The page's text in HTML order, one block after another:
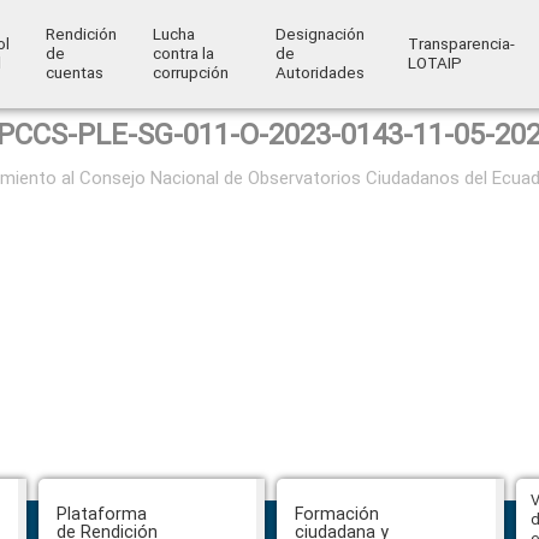
Rendición
de
cuentas
Lucha
contra la
corrupción
Designación
de
Autoridades
Transparencia-
LOTAIP
PLE-SG-011-O-2023-0143-11-05-
al Consejo Nacional de Observatorios Ciudadanos del
Plataforma
de Rendición
Formación
ciudadana y
Abiertas impugnaciones a los
delegados de la Función Judicial a